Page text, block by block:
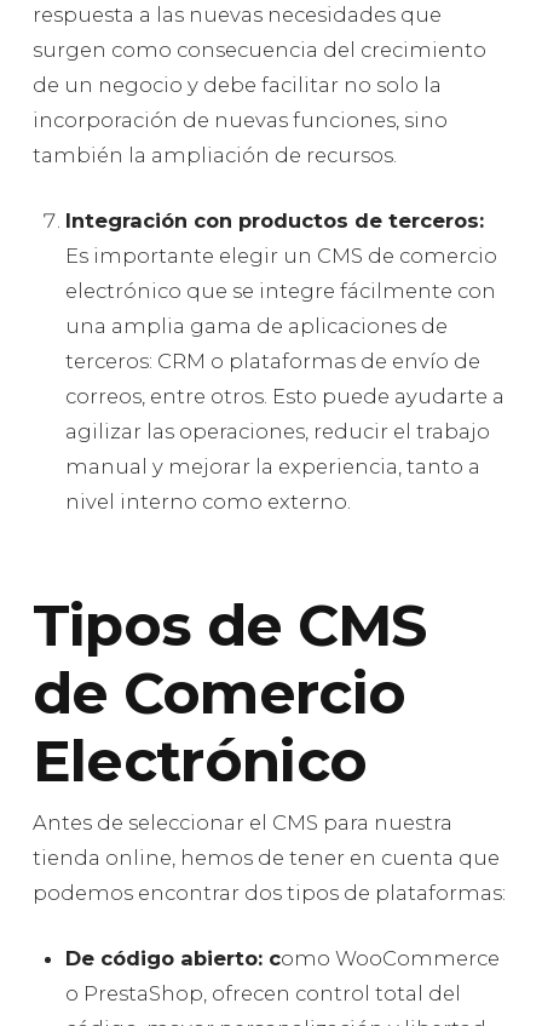
respuesta a las nuevas necesidades que
surgen como consecuencia del crecimiento
de un negocio y debe facilitar no solo la
incorporación de nuevas funciones, sino
también la ampliación de recursos.
Integración con productos de terceros:
Es importante elegir un CMS de comercio
electrónico que se integre fácilmente con
una amplia gama de aplicaciones de
terceros: CRM o plataformas de envío de
correos, entre otros. Esto puede ayudarte a
agilizar las operaciones, reducir el trabajo
manual y mejorar la experiencia, tanto a
nivel interno como externo.
Tipos de CMS
de Comercio
Electrónico
Antes de seleccionar el CMS para nuestra
tienda online, hemos de tener en cuenta que
podemos encontrar dos tipos de plataformas:
De código abierto: como WooCommerce
o PrestaShop, ofrecen control total del